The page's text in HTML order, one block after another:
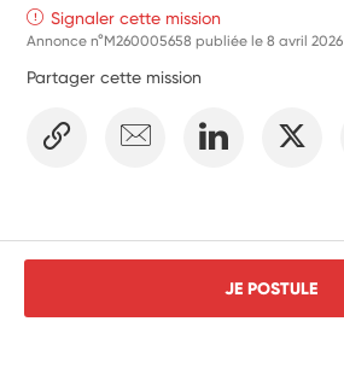
Signaler cette mission
Annonce n°M260005658 publiée le8 avril 2026
Partager cette mission
JE POSTULE